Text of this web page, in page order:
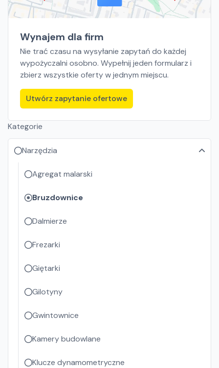
Wynajem dla firm
Nie trać czasu na wysyłanie zapytań do każdej
wypożyczalni osobno. Wypełnij jeden formularz i
zbierz wszystkie oferty w jednym miejscu.
Utwórz zapytanie ofertowe
Kategorie
Narzędzia
Agregat malarski
Bruzdownice
Dalmierze
Frezarki
Giętarki
Gilotyny
Gwintownice
Kamery budowlane
Klucze dynamometryczne